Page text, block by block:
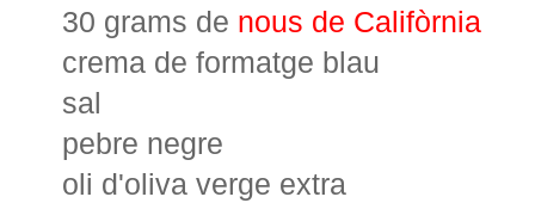
30 grams de nous de Califòrnia
crema de formatge blau
sal
pebre negre
oli d'oliva verge extra